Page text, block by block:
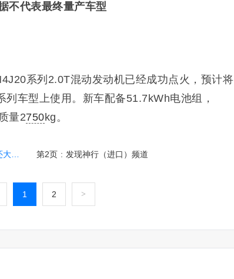
不代表最终量产车型
系列2.0T混动发动机已经成功点火，预计将
列车型上使用。新车配备51.7kWh电池组，
量2750kg。
混 第2页 : 发现神行（进口）频道
1 2 >